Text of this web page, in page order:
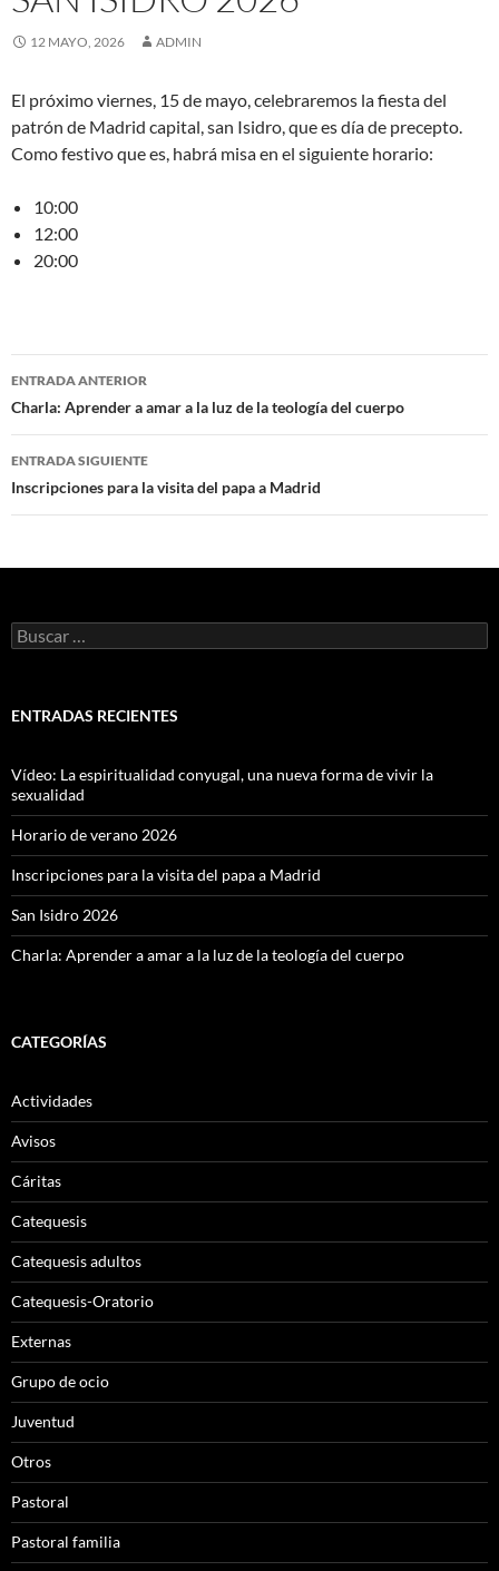
12 MAYO, 2026 ADMIN
El próximo viernes, 15 de mayo, celebraremos la fiesta del
patrón de Madrid capital, san Isidro, que es día de precepto.
Como festivo que es, habrá misa en el siguiente horario:
10:00
12:00
20:00
Navegación
de
entradas
ENTRADA ANTERIOR
Charla: Aprender a amar a la luz de la teología del cuerpo
ENTRADA SIGUIENTE
Inscripciones para la visita del papa a Madrid
Buscar:
ENTRADAS RECIENTES
Vídeo: La espiritualidad conyugal, una nueva forma de vivir la
sexualidad
Horario de verano 2026
Inscripciones para la visita del papa a Madrid
San Isidro 2026
Charla: Aprender a amar a la luz de la teología del cuerpo
CATEGORÍAS
Actividades
Avisos
Cáritas
Catequesis
Catequesis adultos
Catequesis-Oratorio
Externas
Grupo de ocio
Juventud
Otros
Pastoral
Pastoral familia